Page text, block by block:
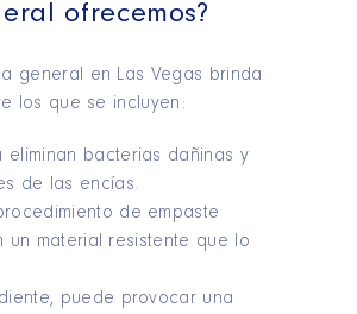
ofrecemos?
general en Las Vegas brinda
los que se incluyen:
eliminan bacterias dañinas y
de las encías.
de empaste
material resistente que lo
puede provocar una